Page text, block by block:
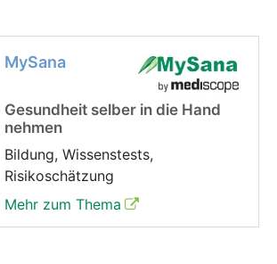
MySana
Gesundheit selber in die Hand
nehmen
Bildung, Wissenstests,
Risikoschätzung
Mehr zum Thema